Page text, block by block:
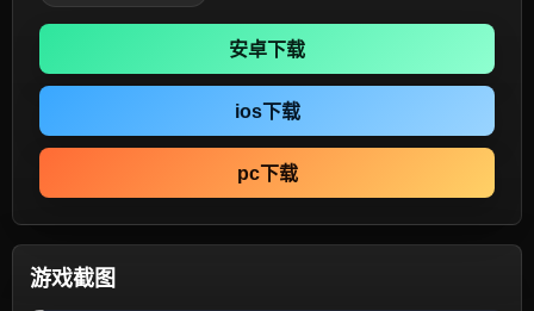
安卓下载
ios下载
pc下载
游戏截图